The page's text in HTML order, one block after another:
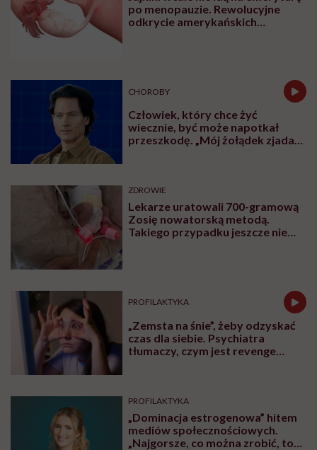
po menopauzie. Rewolucyjne
odkrycie amerykańskich
CHOROBY
Człowiek, który chce żyć
wiecznie, być może napotkał
przeszkodę. „Mój żołądek zjada
ZDROWIE
Lekarze uratowali 700-gramową
Zosię nowatorską metodą.
Takiego przypadku jeszcze nie
PROFILAKTYKA
„Zemsta na śnie”, żeby odzyskać
czas dla siebie. Psychiatra
tłumaczy, czym jest revenge
PROFILAKTYKA
„Dominacja estrogenowa” hitem
mediów społecznościowych.
„Najgorsze, co można zrobić, to